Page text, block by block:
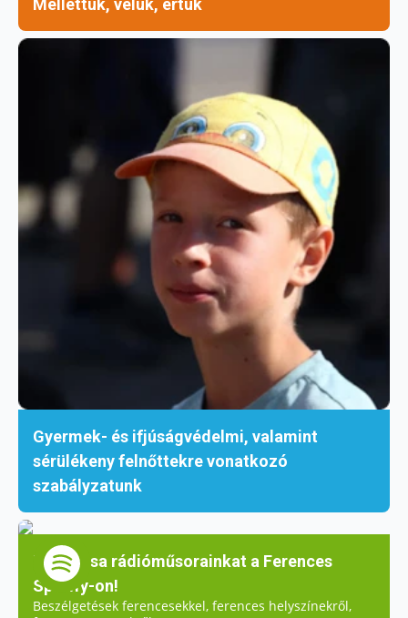
Mellettük, velük, értük
Gyermek- és ifjúságvédelmi, valamint
sérülékeny felnőttekre vonatkozó
szabályzatunk
Hallgassa rádióműsorainkat a Ferences
Spotify-on!
Beszélgetések ferencesekkel, ferences helyszínekről,